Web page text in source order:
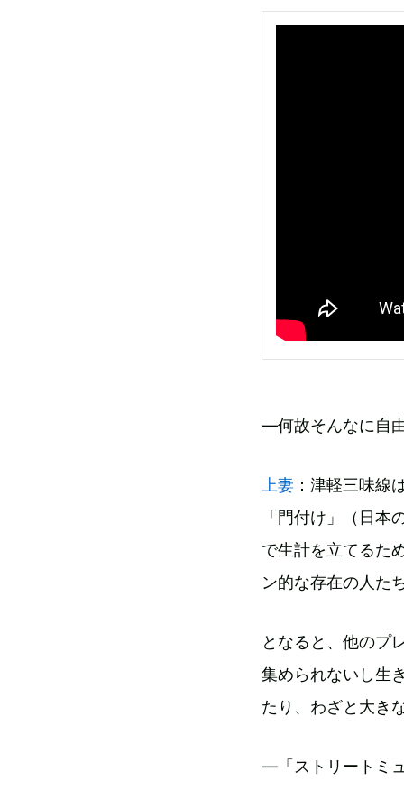
―何故そんなに自
上妻 ：津軽三味線
「門付け」（日
で生計を立てるた
ン的な存在の人た
となると、他のプ
集められないし生
たり、わざと大き
―「ストリートミ